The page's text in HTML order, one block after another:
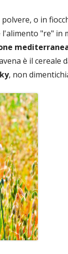
o in
l'alimento "re" in
è il cereale
, non